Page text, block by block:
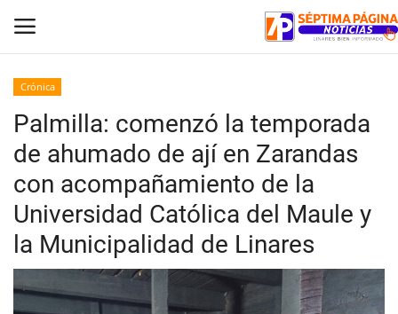
Inicio
Crónica
Policial
Tribunales
Deporte
Crónica
Palmilla: comenzó la temporada
de ahumado de ají en Zarandas
con acompañamiento de la
Universidad Católica del Maule y
la Municipalidad de Linares